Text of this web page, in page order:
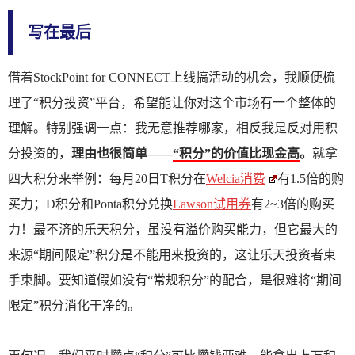
写在最后
借着StockPoint for CONNECT上线搞活动的机会，我顺便梳
理了“积分投资”平台，希望能让你对这个市场有一个整体的
理解。特别强调一点：我无意推荐哪家，相反我是反对用积
分投资的， 理由也很简单——“积分”的价值比现金高。 就拿
四大积分来举例：每月20日T积分在Welcia消费
有1.5倍的购
买力；D积分和Ponta积分兑换Lawson试用券有2~3倍的购买
力！最不济的乐天积分，虽没有溢价购买能力，但它最大的
来源“期间限定”积分是不能用来投资的，这让乐天投资者束
手束脚。要知道假如没有“常规积分”的配合，是很难将“期间
限定”积分消化干净的。